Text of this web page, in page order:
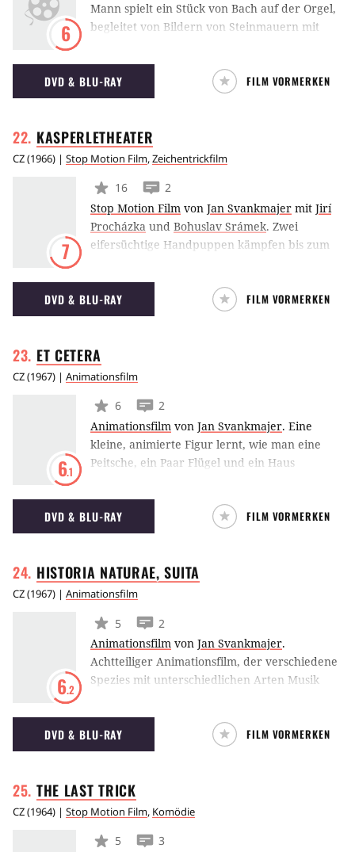
6
Mann spielt ein Stück von Bach auf der Orgel,
begleitet von Bildern von Steinmauern mit
schrumpfen, mit zwischengeschnittenen
Bildern von Türen und drahtvermaschten
Fenstern.
DVD & BLU-RAY FILM VORMERKEN
KASPERLETHEATER
CZ(1966) | Stop Motion Film,Zeichentrickfilm
7
16
2
Stop Motion Film von Jan Svankmajer mit Jirí
Procházka und Bohuslav Srámek. Zwei
eifersüchtige Handpuppen kämpfen bis zum
Meerschweinchen.
DVD & BLU-RAY FILM VORMERKEN
ET CETERA
CZ(1967) | Animationsfilm
6.1
6
2
Animationsfilm von Jan Svankmajer. Eine
kleine, animierte Figur lernt, wie man eine
Peitsche, ein Paar Flügel und ein Haus
DVD & BLU-RAY FILM VORMERKEN
HISTORIA NATURAE,SUITA
CZ(1967) | Animationsfilm
6.2
5
2
Animationsfilm von Jan Svankmajer.
Achtteiliger Animationsfilm, der verschiedene
Spezies mit unterschiedlichen Arten Musik
DVD & BLU-RAY FILM VORMERKEN
THE LASTTRICK
CZ(1964) | Stop Motion Film, Komödie
5
3